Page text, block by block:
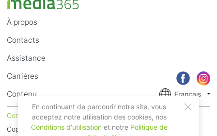
À propos
Contacts
Assistance
Carrières
Contenu
Français
Conditions d'utilisation
Confidentialité
Copyright © 2018 - 2026 Mobile Systems Ltd. Tous droits
En continuant de parcourir notre site, vous
acceptez notre utilisation des cookies, nos
Conditions d'utilisation et notre Politique de